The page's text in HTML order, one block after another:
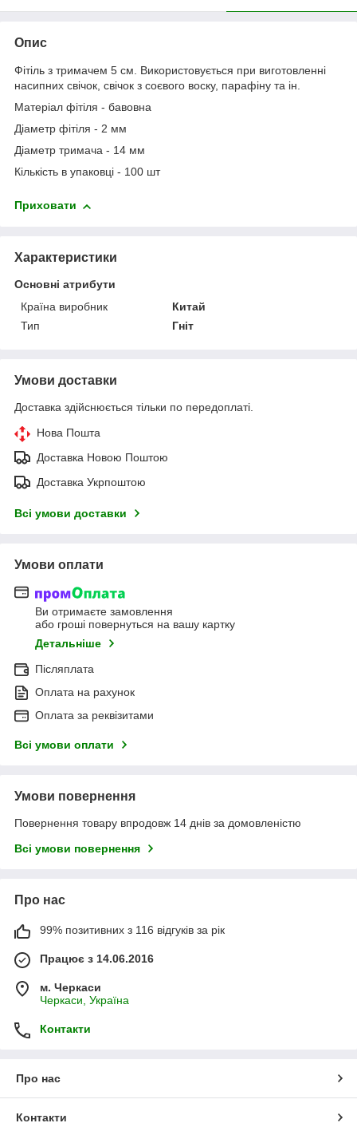
Опис
Фітіль з тримачем 5 см. Використовується при виготовленні
насипних свічок, свічок з соєвого воску, парафіну та ін.
Матеріал фітіля - бавовна
Діаметр фітіля - 2 мм
Діаметр тримача - 14 мм
Кількість в упаковці - 100 шт
Приховати
Характеристики
Основні атрибути
Країна виробник
Китай
Тип
Гніт
Умови доставки
Доставка здійснюється тільки по передоплаті.
Нова Пошта
Доставка Новою Поштою
Доставка Укрпоштою
Всі умови доставки
Умови оплати
Ви отримаєте замовлення
або гроші повернуться на вашу картку
Детальніше
Післяплата
Оплата на рахунок
Оплата за реквізитами
Всі умови оплати
Умови повернення
Повернення товару впродовж 14 днів за домовленістю
Всі умови повернення
Про нас
99% позитивних з 116 відгуків за рік
Працює з 14.06.2016
м. Черкаси
Черкаси, Україна
Контакти
Про нас
Контакти